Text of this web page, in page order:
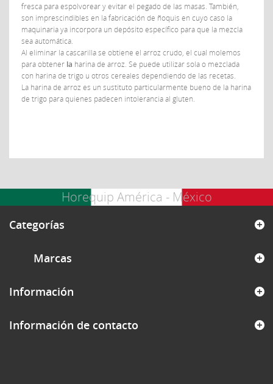
fresca para espolvorear y evitar el pegado de las masas. También,
son imprescindibles en la fabricación de ñoquis en cuyo caso la
maquinaria ya incorpora un depósito específico para que la mezcla
sea automática.
Al eliminar la cascarilla se obtiene el arroz crudo, el cual molemos
para obtener la harina de arroz. Se puede utilizar sola o mezclada
con harina de trigo u otros cereales dependiendo de las recetas.
La harina de arroz es un sustituto particularmente bueno de la harina
de trigo para quienes padecen intolerancia al gluten.
Horequip América - México
Categorías
Marcas
Información
Información de contacto